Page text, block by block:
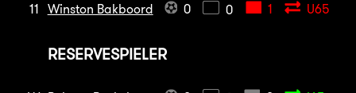
11
Winston Bakboord 0 0 1 U65
RESERVESPIELER